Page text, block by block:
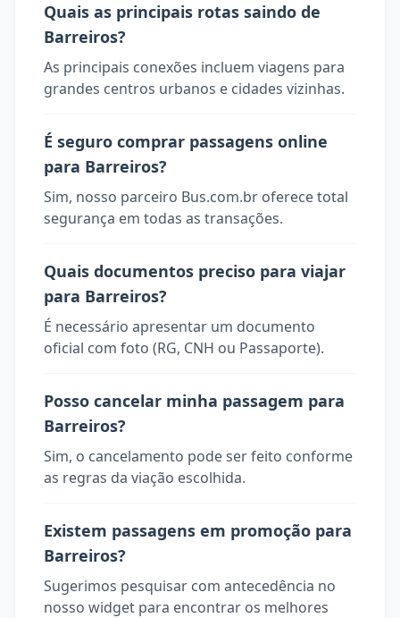
Quais as principais rotas saindo de
Barreiros?
As principais conexões incluem viagens para
grandes centros urbanos e cidades vizinhas.
É seguro comprar passagens online
para Barreiros?
Sim, nosso parceiro Bus.com.br oferece total
segurança em todas as transações.
Quais documentos preciso para viajar
para Barreiros?
É necessário apresentar um documento
oficial com foto (RG, CNH ou Passaporte).
Posso cancelar minha passagem para
Barreiros?
Sim, o cancelamento pode ser feito conforme
as regras da viação escolhida.
Existem passagens em promoção para
Barreiros?
Sugerimos pesquisar com antecedência no
nosso widget para encontrar os melhores